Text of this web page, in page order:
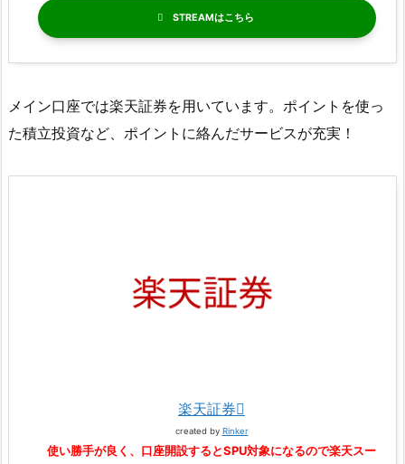
STREAM
メイン口座では楽天証券を用いています。ポイントを使っ
た積立投資など、ポイントに絡んだサービスが充実！
楽天証券
created by Rinker
使い勝手が良く、口座開設するとSPU対象になるので楽天スー